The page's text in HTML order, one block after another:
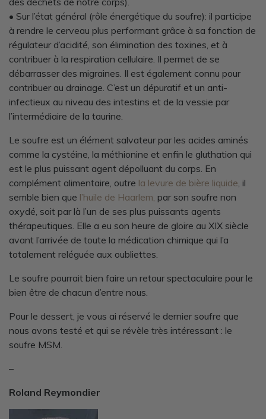
• Sur l’état général (rôle énergétique du soufre): il participe
à rendre le cerveau plus performant grâce à sa fonction de
régulateur d’acidité, son élimination des toxines, et à
contribuer à la respiration cellulaire. Il permet de se
débarrasser des migraines. Il est également connu pour
contribuer au drainage. C’est un dépuratif et un anti-
infectieux au niveau des intestins et de la vessie par
l’intermédiaire de la taurine.
Le soufre est un élément salvateur par les acides aminés
comme la cystéine, la méthionine et enfin le gluthation qui
est le plus puissant agent dépolluant du corps. En
complément alimentaire, outre la levure de bière liquide, il
semble bien que l’huile de Haarlem, par son soufre non
oxydé, soit par là l’un de ses plus puissants agents
thérapeutiques. Elle a eu son heure de gloire au XIX siècle
avant l’arrivée de toute la médication chimique qui l’a
totalement reléguée aux oubliettes.
Le soufre pourrait bien faire un retour spectaculaire pour le
bien être de chacun d’entre nous.
Pour le dessert, je vous ai réservé le dernier soufre que
nous avons testé et qui se révèle très intéressant : le
soufre MSM.
–
Roland Reymondier